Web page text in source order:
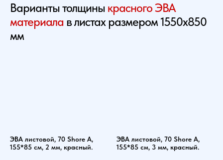
Варианты толщины красного ЭВА
материала в листах размером 1550х850
мм
ЭВА листовой, 70 Shore A,
155*85 см, 2 мм, красный.
ЭВА листовой, 70 Shore A,
155*85 см, 3 мм, красный.